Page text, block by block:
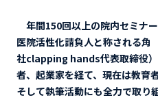
年間150回以上の院内セミナ
医院活性化請負人と称される
社clapping hands代表取締役
者、起業家を経て、現在は教育
そして執筆活動にも全力で取り